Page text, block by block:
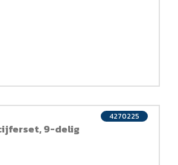
9-delig
4270225